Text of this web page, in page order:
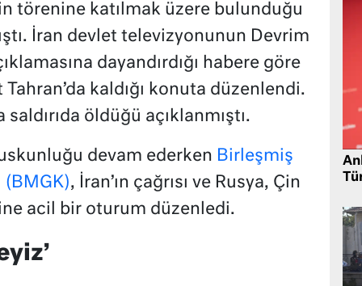
törenine katılmak üzere bulunduğu
İran devlet televizyonunun Devrim
dayandırdığı habere göre
Tahran’da kaldığı konuta düzenlendi.
öldüğü açıklanmıştı.
devam ederken Birleşmiş
, İran’ın çağrısı ve Rusya, Çin
acil bir oturum düzenledi.